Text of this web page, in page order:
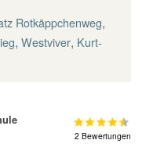
Rotkäppchenweg,
, Westviver, Kurt-
2 Bewertungen